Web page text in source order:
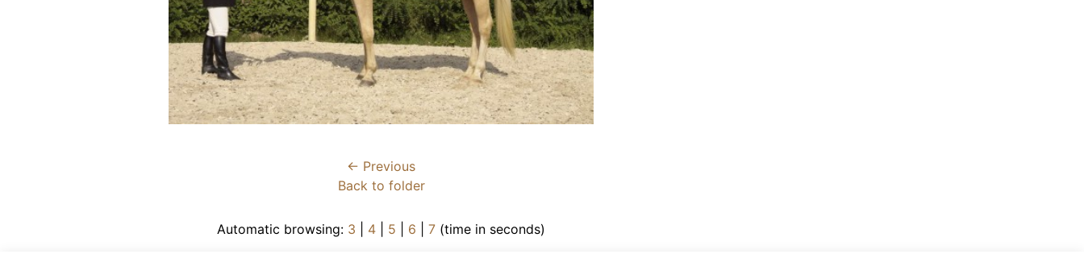
← Previous
Back to folder
Automatic browsing: 3 4 5 6 7 (time in seconds)